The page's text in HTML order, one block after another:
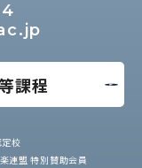
課程
校
連盟 特別賛助会員